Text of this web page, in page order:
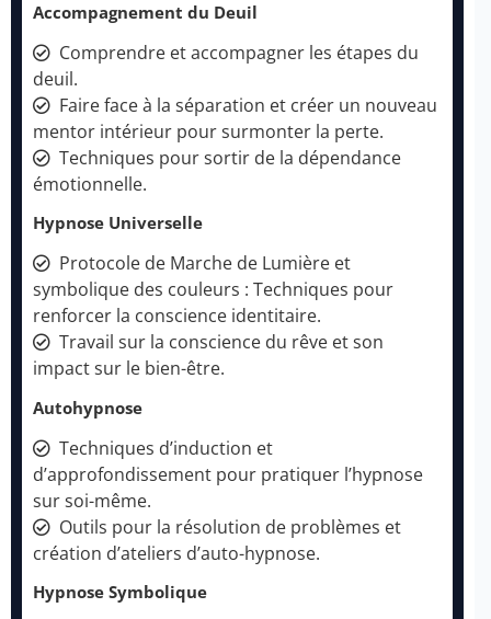
Accompagnement du Deuil
Comprendre et accompagner les étapes du
deuil.
Faire face à la séparation et créer un nouveau
mentor intérieur pour surmonter la perte.
Techniques pour sortir de la dépendance
émotionnelle.
Hypnose Universelle
Protocole de Marche de Lumière et
symbolique des couleurs : Techniques pour
renforcer la conscience identitaire.
Travail sur la conscience du rêve et son
impact sur le bien-être.
Autohypnose
Techniques d’induction et
d’approfondissement pour pratiquer l’hypnose
sur soi-même.
Outils pour la résolution de problèmes et
création d’ateliers d’auto-hypnose.
Hypnose Symbolique